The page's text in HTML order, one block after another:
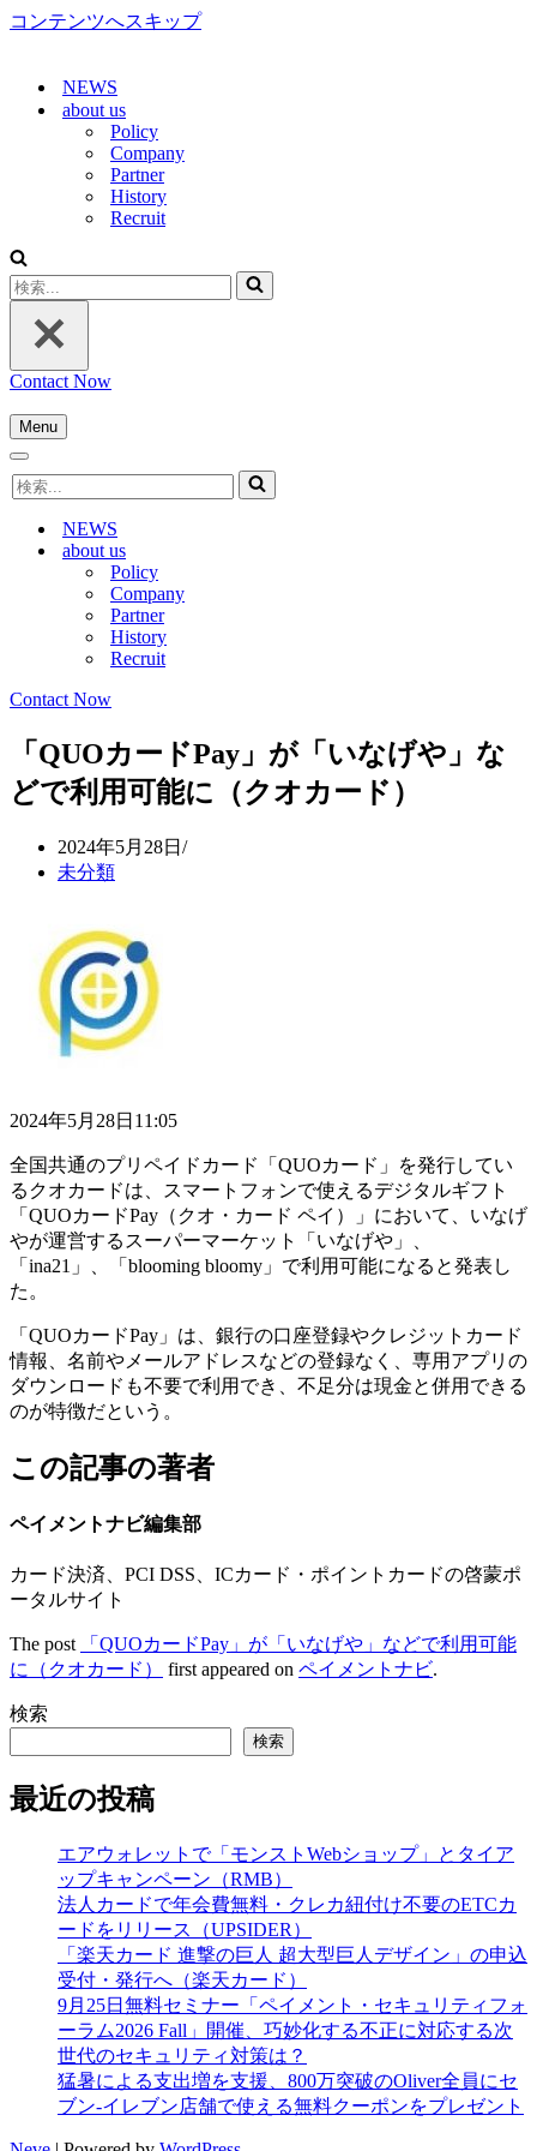
コンテンツへスキップ
NEWS
about us
Policy
Company
Partner
History
Recruit
検
索...
Contact Now
Menu
ナ
ゲ
シ
ョ
ナ
ビ
検
索...
NEWS
about us
Policy
Company
Partner
History
Recruit
Contact Now
「QUOカードPay」が「いなげや」な
どで利用可能に（クオカード）
2024年5月28日
未分類
2024年5月28日11:05
全国共通のプリペイドカード「QUOカード」を発行してい
るクオカードは、スマートフォンで使えるデジタルギフト
「QUOカードPay（クオ・カード ペイ）」において、いなげ
やが運営するスーパーマーケット「いなげや」、
「ina21」、「blooming bloomy」で利用可能になると発表し
た。
「QUOカードPay」は、銀行の口座登録やクレジットカード
情報、名前やメールアドレスなどの登録なく、専用アプリの
ダウンロードも不要で利用でき、不足分は現金と併用できる
のが特徴だという。
この記事の著者
ペイメントナビ編集部
カード決済、PCI DSS、ICカード・ポイントカードの啓蒙ポ
ータルサイト
The post
「QUOカードPay」が「いなげや」などで利用可能
に（クオカード）
first appeared on ペイメントナビ.
検索
検索
最近の投稿
エアウォレットで「モンストWebショップ」とタイア
ップキャンペーン（RMB）
法人カードで年会費無料・クレカ紐付け不要のETCカ
ードをリリース（UPSIDER）
「楽天カード 進撃の巨人 超大型巨人デザイン」の申込
受付・発行へ（楽天カード）
9月25日無料セミナー「ペイメント・セキュリティフォ
ーラム2026 Fall」開催、巧妙化する不正に対応する次
世代のセキュリティ対策は？
猛暑による支出増を支援、800万突破のOliver全員にセ
ブン‐イレブン店舗で使える無料クーポンをプレゼント